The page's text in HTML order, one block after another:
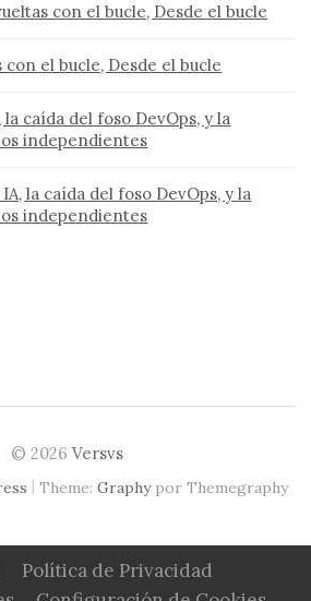
con el bucle, Desde el bucle
con el bucle, Desde el bucle
la caída del foso DevOps, y la
independientes
IA, la caída del foso DevOps, y la
independientes
© 2026 Versvs
| Theme: Graphypor Themegraphy
Política de Privacidad